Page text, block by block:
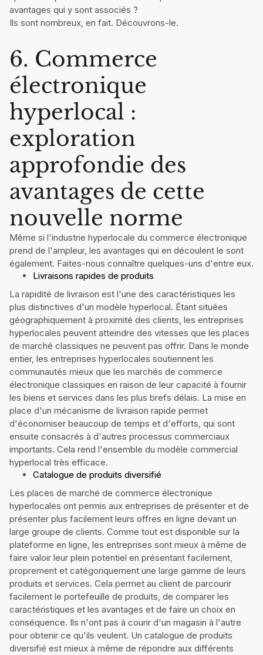
avantages qui y sont associés ?
Ils sont nombreux, en fait. Découvrons-le.
6. Commerce
électronique
hyperlocal :
exploration
approfondie des
avantages de cette
nouvelle norme
Même si l'industrie hyperlocale du commerce électronique
prend de l'ampleur, les avantages qui en découlent le sont
également. Faites-nous connaître quelques-uns d'entre eux.
Livraisons rapides de produits
La rapidité de livraison est l'une des caractéristiques les
plus distinctives d'un modèle hyperlocal. Étant situées
géographiquement à proximité des clients, les entreprises
hyperlocales peuvent atteindre des vitesses que les places
de marché classiques ne peuvent pas offrir. Dans le monde
entier, les entreprises hyperlocales soutiennent les
communautés mieux que les marchés de commerce
électronique classiques en raison de leur capacité à fournir
les biens et services dans les plus brefs délais. La mise en
place d'un mécanisme de livraison rapide permet
d'économiser beaucoup de temps et d'efforts, qui sont
ensuite consacrés à d'autres processus commerciaux
importants. Cela rend l'ensemble du modèle commercial
hyperlocal très efficace.
Catalogue de produits diversifié
Les places de marché de commerce électronique
hyperlocales ont permis aux entreprises de présenter et de
présenter plus facilement leurs offres en ligne devant un
large groupe de clients. Comme tout est disponible sur la
plateforme en ligne, les entreprises sont mieux à même de
faire valoir leur plein potentiel en présentant facilement,
proprement et catégoriquement une large gamme de leurs
produits et services. Cela permet au client de parcourir
facilement le portefeuille de produits, de comparer les
caractéristiques et les avantages et de faire un choix en
conséquence. Ils n'ont pas à courir d'un magasin à l'autre
pour obtenir ce qu'ils veulent. Un catalogue de produits
diversifié est mieux à même de répondre aux différents